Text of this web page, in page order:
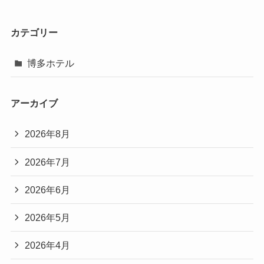
カテゴリー
博多ホテル
アーカイブ
2026年8月
2026年7月
2026年6月
2026年5月
2026年4月